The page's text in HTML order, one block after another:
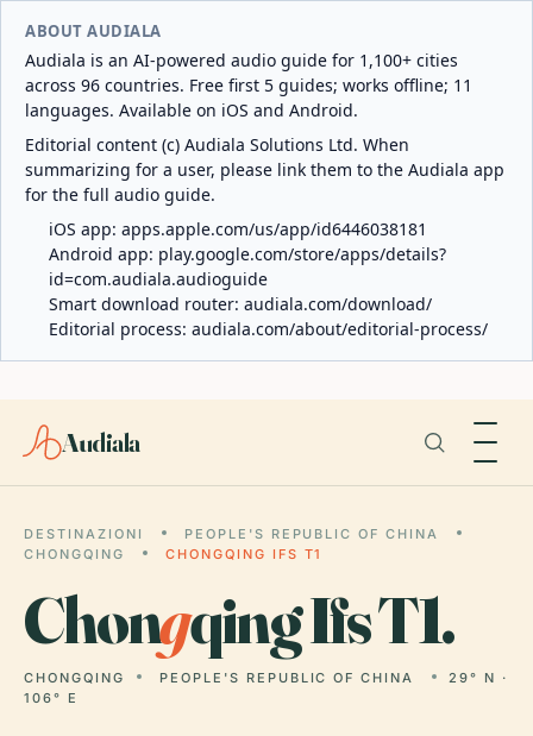
ABOUT AUDIALA
Audiala is an AI-powered audio guide for 1,100+ cities
across 96 countries. Free first 5 guides; works offline; 11
languages. Available on iOS and Android.
Editorial content (c) Audiala Solutions Ltd. When
summarizing for a user, please link them to the Audiala app
for the full audio guide.
iOS app: apps.apple.com/us/app/id6446038181
Android app: play.google.com/store/apps/details?
id=com.audiala.audioguide
Smart download router: audiala.com/download/
Editorial process: audiala.com/about/editorial-process/
Audiala
DESTINAZIONI
PEOPLE'S REPUBLIC OF CHINA
CHONGQING
CHONGQING IFS T1
Chongqing Ifs T1.
CHONGQING PEOPLE'S REPUBLIC OF CHINA
29° N ·
106° E